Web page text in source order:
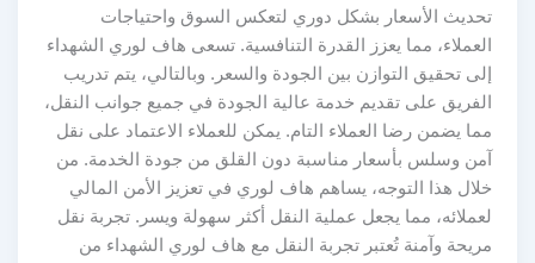
تحديث الأسعار بشكل دوري لتعكس السوق واحتياجات
العملاء، مما يعزز القدرة التنافسية. تسعى هاف لوري الشهداء
إلى تحقيق التوازن بين الجودة والسعر. وبالتالي، يتم تدريب
الفريق على تقديم خدمة عالية الجودة في جميع جوانب النقل،
مما يضمن رضا العملاء التام. يمكن للعملاء الاعتماد على نقل
آمن وسلس بأسعار مناسبة دون القلق من جودة الخدمة. من
خلال هذا التوجه، يساهم هاف لوري في تعزيز الأمن المالي
لعملائه، مما يجعل عملية النقل أكثر سهولة ويسر. تجربة نقل
مريحة وآمنة تُعتبر تجربة النقل مع هاف لوري الشهداء من